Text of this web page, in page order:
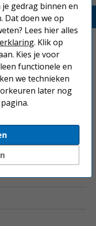
gedrag binnen en
Dat doen we op
Lees hier alles
. Klik op
Kies je voor
functionele en
we technieken
later nog